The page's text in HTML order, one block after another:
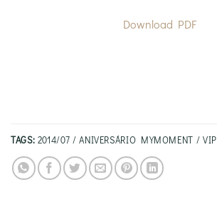
Download PDF
TAGS: 2014/07 / ANIVERSÁRIO MYMOMENT / VIP